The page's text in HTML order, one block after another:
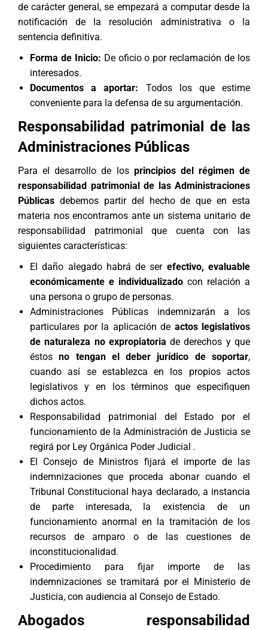
de carácter general, se empezará a computar desde la
notificación de la resolución administrativa o la
sentencia definitiva.
Forma de Inicio: De oficio o por reclamación de los
interesados.
Documentos a aportar: Todos los que estime
conveniente para la defensa de su argumentación.
Responsabilidad patrimonial de las
Administraciones Públicas
Para el desarrollo de los principios del régimen de
responsabilidad patrimonial de las Administraciones
Públicas debemos partir del hecho de que en esta
materia nos encontramos ante un sistema unitario de
responsabilidad patrimonial que cuenta con las
siguientes características:
El daño alegado habrá de ser efectivo, evaluable
económicamente e individualizado con relación a
una persona o grupo de personas.
Administraciones Públicas indemnizarán a los
particulares por la aplicación de actos legislativos
de naturaleza no expropiatoria de derechos y que
éstosno tengan el deber jurídico de soportar,
cuando así se establezca en los propios actos
legislativos y en los términos que especifiquen
dichos actos.
Responsabilidad patrimonial del Estado por el
funcionamiento de la Administración de Justicia se
regirá por Ley Orgánica Poder Judicial .
El Consejo de Ministros fijará el importe de las
indemnizaciones que proceda abonar cuando el
Tribunal Constitucional haya declarado, a instancia
de parte interesada, la existencia de un
funcionamiento anormal en la tramitación de los
recursos de amparo o de las cuestiones de
inconstitucionalidad.
Procedimiento para fijar importe de las
indemnizaciones se tramitará por el Ministerio de
Justicia, con audiencia al Consejo de Estado.
Abogados responsabilidad